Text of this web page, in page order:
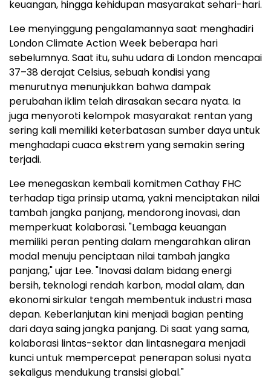
keuangan, hingga kehidupan masyarakat sehari-hari.
Lee menyinggung pengalamannya saat menghadiri
London Climate Action Week beberapa hari
sebelumnya. Saat itu, suhu udara di London mencapai
37–38 derajat Celsius, sebuah kondisi yang
menurutnya menunjukkan bahwa dampak
perubahan iklim telah dirasakan secara nyata. Ia
juga menyoroti kelompok masyarakat rentan yang
sering kali memiliki keterbatasan sumber daya untuk
menghadapi cuaca ekstrem yang semakin sering
terjadi.
Lee menegaskan kembali komitmen Cathay FHC
terhadap tiga prinsip utama, yakni menciptakan nilai
tambah jangka panjang, mendorong inovasi, dan
memperkuat kolaborasi. "Lembaga keuangan
memiliki peran penting dalam mengarahkan aliran
modal menuju penciptaan nilai tambah jangka
panjang," ujar Lee. "Inovasi dalam bidang energi
bersih, teknologi rendah karbon, modal alam, dan
ekonomi sirkular tengah membentuk industri masa
depan. Keberlanjutan kini menjadi bagian penting
dari daya saing jangka panjang. Di saat yang sama,
kolaborasi lintas-sektor dan lintasnegara menjadi
kunci untuk mempercepat penerapan solusi nyata
sekaligus mendukung transisi global."